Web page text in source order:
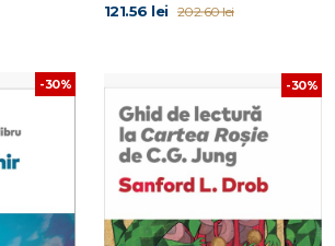
121.56 lei 202.60 lei
-30% -30%